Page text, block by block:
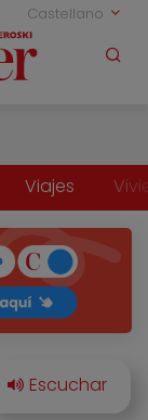
Castellano
Viajes